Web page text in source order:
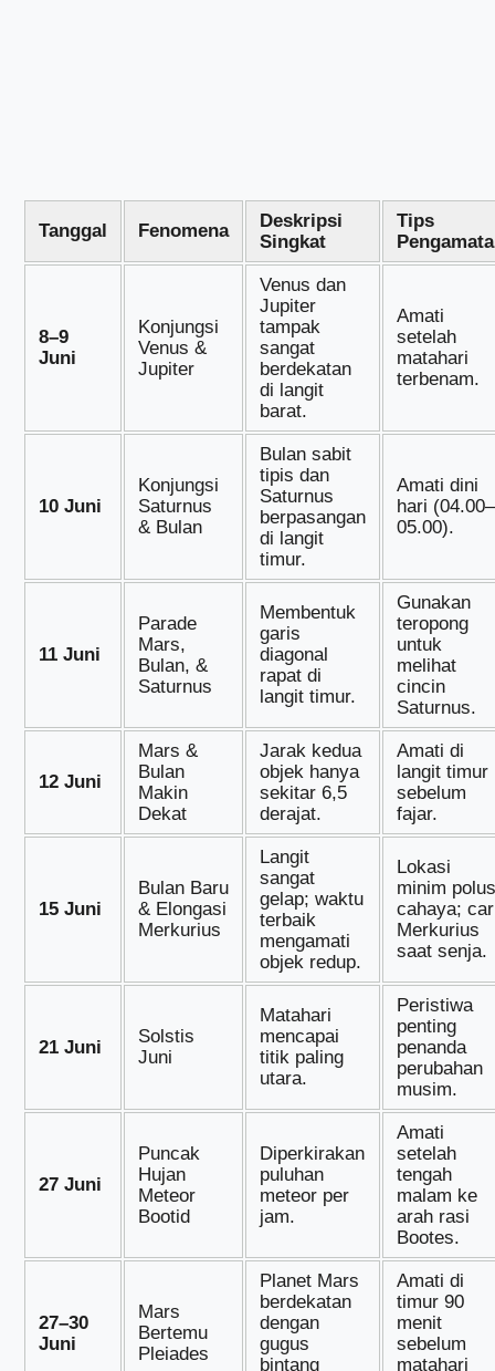
Tanggal Fenomena
Deskripsi
Singkat
Tips
8–9
Juni
Konjungsi
Venus &
Jupiter
Venus dan
Jupiter
tampak
sangat
berdekatan
di langit
barat.
Amati
setelah
matahari
terbenam.
10 Juni
Konjungsi
Saturnus
& Bulan
Bulan sabit
tipis dan
Saturnus
berpasangan
di langit
timur.
Amati dini
hari (04.00–
05.00).
11 Juni
Parade
Mars,
Bulan, &
Saturnus
Membentuk
garis
diagonal
rapat di
langit timur.
Gunakan
teropong
untuk
melihat
cincin
Saturnus.
12 Juni
Mars &
Bulan
Makin
Dekat
Jarak kedua
objek hanya
sekitar 6,5
derajat.
Amati di
langit timur
sebelum
fajar.
15 Juni
Bulan Baru
& Elongasi
Merkurius
Langit
sangat
gelap; waktu
terbaik
mengamati
objek redup.
Lokasi
minim
cahaya;
Merkurius
saat senja.
21 Juni
Solstis
Juni
Matahari
mencapai
titik paling
utara.
Peristiwa
penting
penanda
perubahan
musim.
27 Juni
Puncak
Hujan
Meteor
Bootid
Diperkirakan
puluhan
meteor per
jam.
Amati
setelah
tengah
malam ke
arah rasi
Bootes.
27–30
Juni
Mars
Bertemu
Pleiades
Planet Mars
berdekatan
dengan
gugus
bintang
Amati di
timur 90
menit
sebelum
matahari